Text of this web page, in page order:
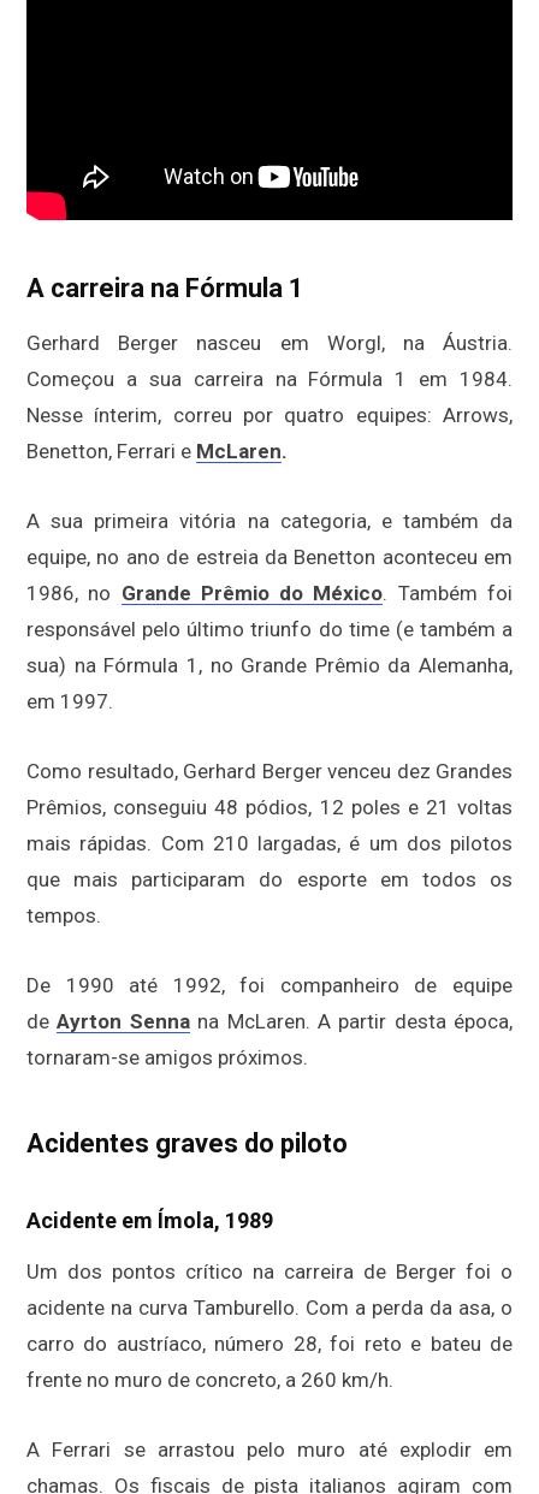
A carreira na Fórmula 1
Gerhard Berger nasceu em Worgl, na Áustria.
Começou a sua carreira na Fórmula 1 em 1984.
Nesse ínterim, correu por quatro equipes: Arrows,
Benetton, Ferrari e McLaren.
A sua primeira vitória na categoria, e também da
equipe, no ano de estreia da Benetton aconteceu em
1986, no Grande Prêmio do México. Também foi
responsável pelo último triunfo do time (e também a
sua) na Fórmula 1, no Grande Prêmio da Alemanha,
em 1997.
Como resultado, Gerhard Berger venceu dez Grandes
Prêmios, conseguiu 48 pódios, 12 poles e 21 voltas
mais rápidas. Com 210 largadas, é um dos pilotos
que mais participaram do esporte em todos os
tempos.
De 1990 até 1992, foi companheiro de equipe
deAyrton Sennana McLaren. A partir desta época,
tornaram-se amigos próximos.
Acidentes graves do piloto
Acidente em Ímola, 1989
Um dos pontos crítico na carreira de Berger foi o
acidente na curva Tamburello. Com a perda da asa, o
carro do austríaco, número 28, foi reto e bateu de
frente no muro de concreto, a 260 km/h.
A Ferrari se arrastou pelo muro até explodir em
chamas. Os fiscais de pista italianos agiram com